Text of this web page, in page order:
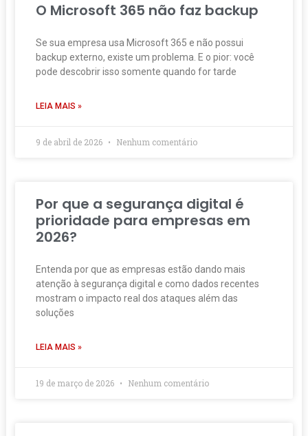
O Microsoft 365 não faz backup
Se sua empresa usa Microsoft 365 e não possui
backup externo, existe um problema. E o pior: você
pode descobrir isso somente quando for tarde
LEIA MAIS »
9 de abril de 2026 Nenhum comentário
Por que a segurança digital é
prioridade para empresas em
2026?
Entenda por que as empresas estão dando mais
atenção à segurança digital e como dados recentes
mostram o impacto real dos ataques além das
soluções
LEIA MAIS »
19 de março de 2026 Nenhum comentário